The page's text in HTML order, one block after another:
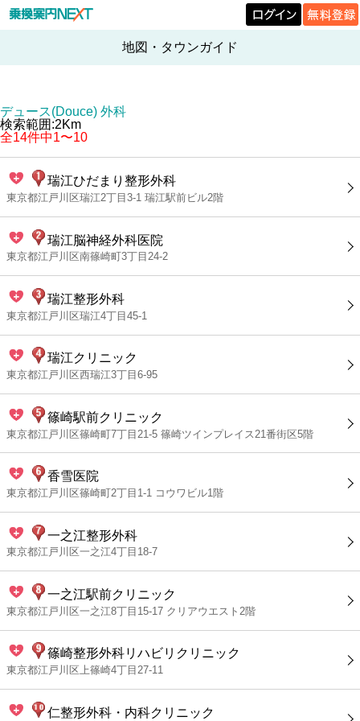
地図・タウンガイド
デュース(Douce) 外科
検索範囲:2Km
全14件中1〜10
瑞江ひだまり整形外科
東京都江戸川区瑞江2丁目3-1 瑞江駅前ビル2階
瑞江脳神経外科医院
東京都江戸川区南篠崎町3丁目24-2
瑞江整形外科
東京都江戸川区瑞江4丁目45-1
瑞江クリニック
東京都江戸川区西瑞江3丁目6-95
篠崎駅前クリニック
東京都江戸川区篠崎町7丁目21-5 篠崎ツインプレイス21番街区5階
香雪医院
東京都江戸川区篠崎町2丁目1-1 コウワビル1階
一之江整形外科
東京都江戸川区一之江4丁目18-7
一之江駅前クリニック
東京都江戸川区一之江8丁目15-17 クリアウエスト2階
篠崎整形外科リハビリクリニック
東京都江戸川区上篠崎4丁目27-11
仁整形外科・内科クリニック